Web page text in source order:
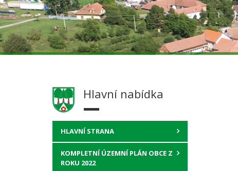
Hlavní nabídka
HLAVNÍ STRANA
KOMPLETNÍ ÚZEMNÍ PLÁN OBCE Z
ROKU 2022